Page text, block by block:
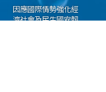
因應國際情勢強化經
濟社會及民生國安韌